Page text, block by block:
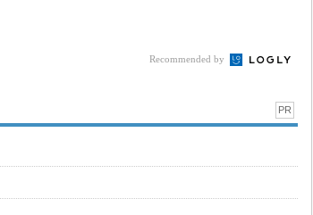
Recommended by
PR